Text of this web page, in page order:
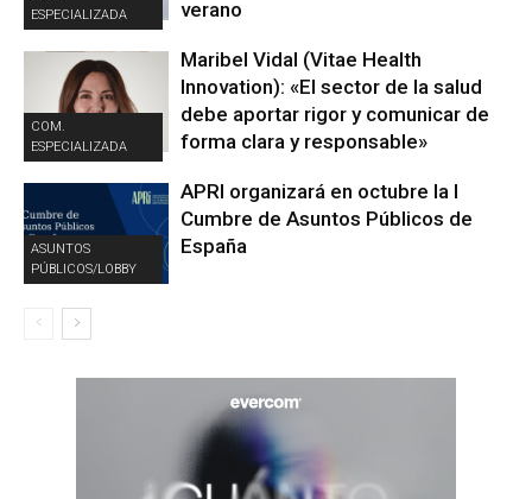
ESPECIALIZADA
verano
COM.
ESPECIALIZADA
Maribel Vidal (Vitae Health
Innovation): «El sector de la salud
debe aportar rigor y comunicar de
forma clara y responsable»
ASUNTOS
PÚBLICOS/LOBBY
APRI organizará en octubre la I
Cumbre de Asuntos Públicos de
España